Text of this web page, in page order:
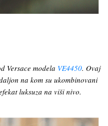
Versace modela VE4450. Ovaj
na kom su ukombinovani
luksuza na viši nivo.